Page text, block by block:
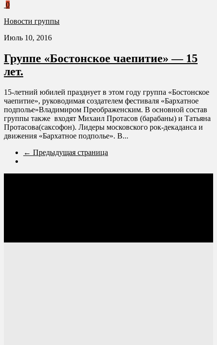
0
Новости группы
Июль 10, 2016
Группе «Бостонское чаепитие» — 15
лет.
15-летний юбилей празднует в этом году группа «Бостонское
чаепитие», руководимая создателем фестиваля «Бархатное
подполье»Владимиром Преображенским. В основной состав
группы также входят Михаил Протасов (барабаны) и Татьяна
Протасова(саксофон). Лидеры московского рок-декаданса и
движения «Бархатное подполье». В...
← Предыдущая страница